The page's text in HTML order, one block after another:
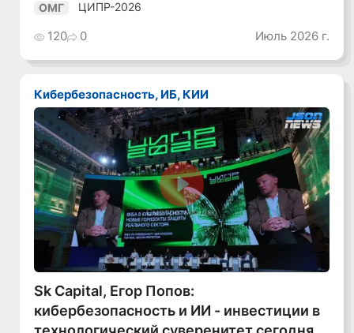
ОМГ ЦИПР-2026
120 0 Июль 2026 г.
Кибербезопасность, ИБ, КИИ
Смотреть видео
Sk Capital, Егор Попов:
кибербезопасность и ИИ - инвестиции в